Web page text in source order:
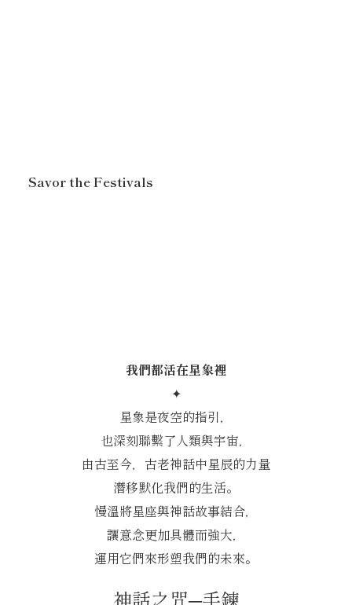
Savor the Festivals
我們都活在星象裡
✦
星象是夜空的指引，
也深刻聯繫了人類與宇宙，
由古至今，古老神話中星辰的力量
潛移默化我們的生活。
慢溫將星座與神話故事結合，
讓意念更加具體而強大，
運用它們來形塑我們的未來。
神話之咒─手鍊